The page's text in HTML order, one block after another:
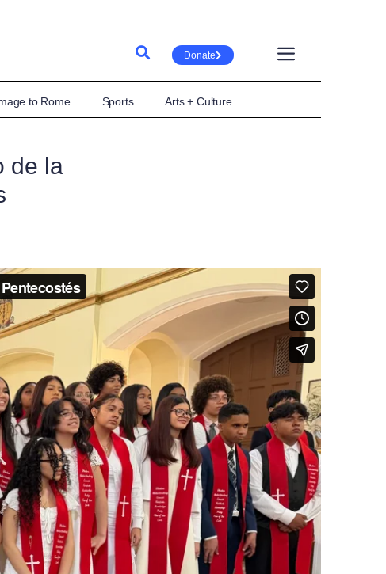
Donate
to Rome Sports Arts + Culture
de la